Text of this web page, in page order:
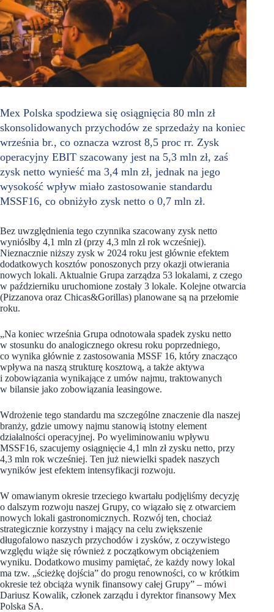
Mex Polska spodziewa się osiągnięcia 80 mln zł
skonsolidowanych przychodów ze sprzedaży na koniec
września br., co oznacza wzrost 8,5 proc rr. Zysk
operacyjny EBIT szacowany jest na 5,3 mln zł, zaś
zysk netto wynieść ma 3,4 mln zł, jednak na jego
wysokość wpływ miało zastosowanie standardu
MSSF16, co obniżyło zysk netto o 0,7 mln zł.
Bez uwzględnienia tego czynnika szacowany zysk netto
wyniósłby 4,1 mln zł (przy 4,3 mln zł rok wcześniej).
Nieznacznie niższy zysk w 2024 roku jest głównie efektem
dodatkowych kosztów ponoszonych przy okazji otwierania
nowych lokali. Aktualnie Grupa zarządza 53 lokalami, z czego
w październiku uruchomione zostały 3 lokale. Kolejne otwarcia
(Pizzanova oraz Chicas&Gorillas) planowane są na przełomie
roku.
„Na koniec września Grupa odnotowała spadek zysku netto
w stosunku do analogicznego okresu roku poprzedniego,
co wynika głównie z zastosowania MSSF 16, który znacząco
wpływa na naszą strukturę kosztową, a także aktywa
i zobowiązania wynikające z umów najmu, traktowanych
w bilansie jako zobowiązania leasingowe.
Wdrożenie tego standardu ma szczególne znaczenie dla naszej
branży, gdzie umowy najmu stanowią istotny element
działalności operacyjnej. Po wyeliminowaniu wpływu
MSSF16, szacujemy osiągnięcie 4,1 mln zł zysku netto, przy
4,3 mln rok wcześniej. Ten już niewielki spadek naszych
wyników jest efektem intensyfikacji rozwoju.
W omawianym okresie trzeciego kwartału podjęliśmy decyzję
o dalszym rozwoju naszej Grupy, co wiązało się z otwarciem
nowych lokali gastronomicznych. Rozwój ten, chociaż
strategicznie korzystny i mający na celu zwiększenie
długofalowo naszych przychodów i zysków, z oczywistego
względu wiąże się również z początkowym obciążeniem
wyniku. Dodatkowo musimy pamiętać, że każdy nowy lokal
ma tzw. „ścieżkę dojścia” do progu renowności, co w krótkim
okresie też obciąża wynik finansowy całej Grupy” – mówi
Dariusz Kowalik, członek zarządu i dyrektor finansowy Mex
Polska SA.